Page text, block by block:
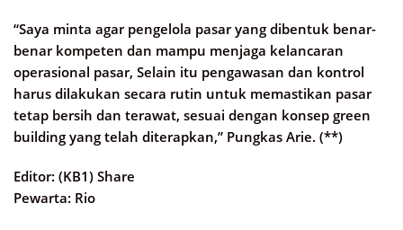
“Saya minta agar pengelola pasar yang dibentuk benar-
benar kompeten dan mampu menjaga kelancaran
operasional pasar, Selain itu pengawasan dan kontrol
harus dilakukan secara rutin untuk memastikan pasar
tetap bersih dan terawat, sesuai dengan konsep green
building yang telah diterapkan,” Pungkas Arie. (**)
Editor: (KB1) Share
Pewarta: Rio